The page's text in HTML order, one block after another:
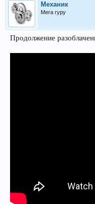
Механик
Мега гуру
Продолжение